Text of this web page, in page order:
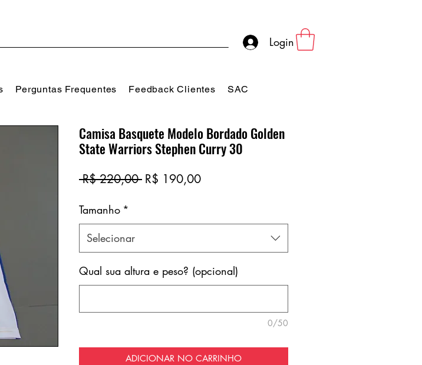
Login
Perguntas Frequentes Feedback Clientes SAC
Camisa Basquete Modelo Bordado Golden
State Warriors Stephen Curry 30
R$ 220,00 Preço
R$ 190,00Preço
Tamanho *
Selecionar
Qual sua altura e peso? (opcional)
0/50
ADICIONAR NO CARRINHO